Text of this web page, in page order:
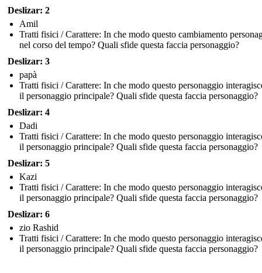
Deslizar: 2
Amil
Tratti fisici / Carattere: In che modo questo cambiamento
nel corso del tempo? Quali sfide questa faccia personaggio?
Deslizar: 3
papà
Tratti fisici / Carattere: In che modo questo personaggio
il personaggio principale? Quali sfide questa faccia personaggio?
Deslizar: 4
Dadi
Tratti fisici / Carattere: In che modo questo personaggio
il personaggio principale? Quali sfide questa faccia personaggio?
Deslizar: 5
Kazi
Tratti fisici / Carattere: In che modo questo personaggio
il personaggio principale? Quali sfide questa faccia personaggio?
Deslizar: 6
zio Rashid
Tratti fisici / Carattere: In che modo questo personaggio
il personaggio principale? Quali sfide questa faccia personaggio?